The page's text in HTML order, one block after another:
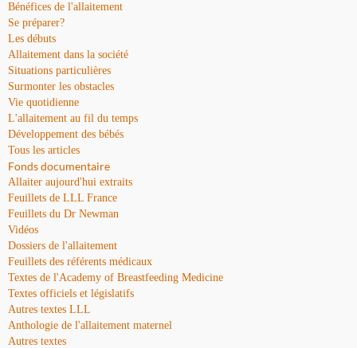
Bénéfices de l'allaitement
Se préparer?
Les débuts
Allaitement dans la société
Situations particulières
Surmonter les obstacles
Vie quotidienne
L'allaitement au fil du temps
Développement des bébés
Tous les articles
Fonds documentaire
Allaiter aujourd'hui extraits
Feuillets de LLL France
Feuillets du Dr Newman
Vidéos
Dossiers de l'allaitement
Feuillets des référents médicaux
Textes de l'Academy of Breastfeeding Medicine
Textes officiels et législatifs
Autres textes LLL
Anthologie de l'allaitement maternel
Autres textes